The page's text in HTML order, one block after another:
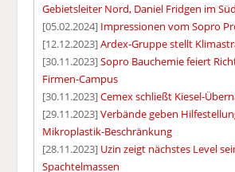
Gebietsleiter Nord, Daniel Fridgen im
[05.02.2024] Impressionen vom Sopro
[12.12.2023]Ardex-Gruppe stellt
[30.11.2023]Sopro Bauchemie feiert
Firmen-Campus
[30.11.2023]Cemex schließt Kiesel-
[29.11.2023]Verbände geben
Mikroplastik-Beschränkung
[28.11.2023] Uzin zeigt nächstes Level
Spachtelmassen